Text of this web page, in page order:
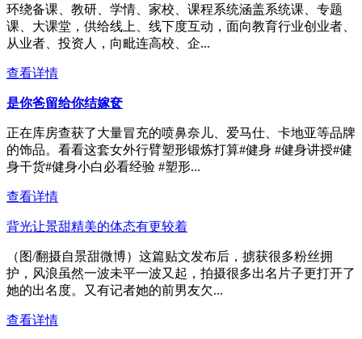
环绕备课、教研、学情、家校、课程系统涵盖系统课、专题
课、大课堂，供给线上、线下度互动，面向教育行业创业者、
从业者、投资人，向毗连高校、企...
查看详情
是你爸留给你结嫁奁
正在库房查获了大量冒充的喷鼻奈儿、爱马仕、卡地亚等品牌
的饰品。看看这套女外行臂塑形锻炼打算#健身 #健身讲授#健
身干货#健身小白必看经验 #塑形...
查看详情
背光让景甜精美的体态有更较着
（图/翻摄自景甜微博）这篇贴文发布后，掳获很多粉丝拥
护，风浪虽然一波未平一波又起，拍摄很多出名片子更打开了
她的出名度。又有记者她的前男友欠...
查看详情